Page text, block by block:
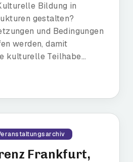
Bildung in
gestalten?
und Bedingungen
werden, damit
kulturelle Teilhabe...
Frankfurt,